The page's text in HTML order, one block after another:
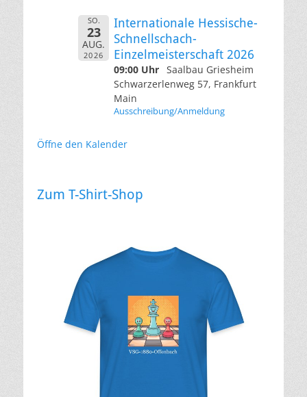
SO.
23
AUG.
2026
Internationale Hessische-
Schnellschach-
Einzelmeisterschaft 2026
09:00 Uhr Saalbau Griesheim
Schwarzerlenweg 57, Frankfurt
Main
Ausschreibung/Anmeldung
Öffne den Kalender
Zum T-Shirt-Shop